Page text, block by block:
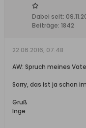
Dabei seit:
Beiträge: 1842
22.06.2016, 07:48
AW: Spruch meines
Sorry, das ist ja schon
Gruß
Inge